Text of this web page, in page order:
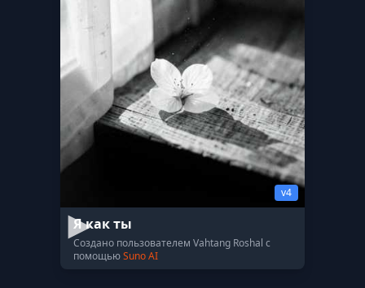
v4
Я как ты
Создано пользователем Vahtang Roshal с
помощьюSuno AI